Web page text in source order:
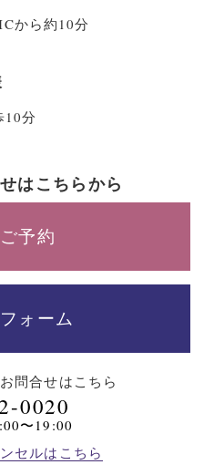
から約10分
10分
はこちらから
予約
ォーム
お問合せはこちら
0020
〜19:00
セルはこちら